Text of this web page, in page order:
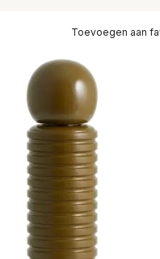
Toevoegen aan